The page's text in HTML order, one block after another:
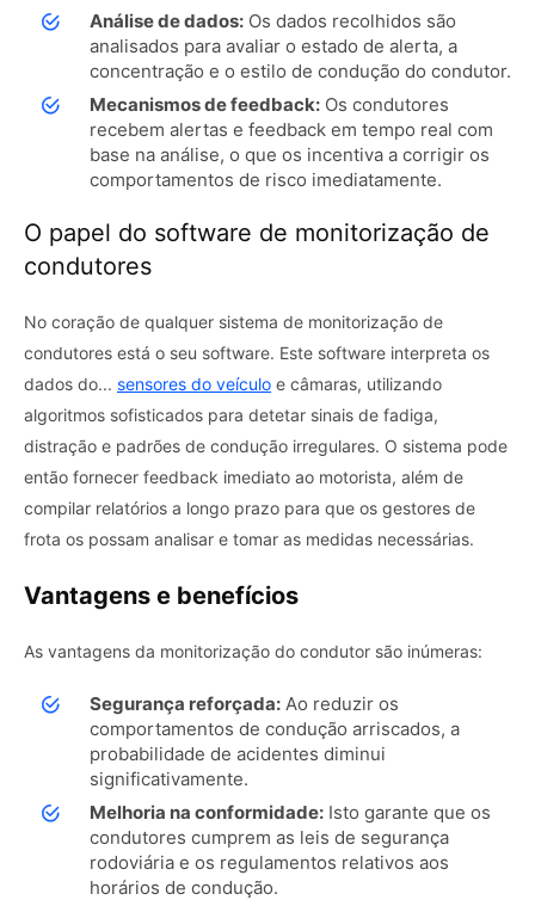
Análise de dados: Os dados recolhidos são
analisados ​​para avaliar o estado de alerta, a
concentração e o estilo de condução do condutor.
Mecanismos de feedback: Os condutores
recebem alertas e feedback em tempo real com
base na análise, o que os incentiva a corrigir os
comportamentos de risco imediatamente.
O papel do software de monitorização de
condutores
No coração de qualquer sistema de monitorização de
condutores está o seu software. Este software interpreta os
dados do... sensores do veículo e câmaras, utilizando
algoritmos sofisticados para detetar sinais de fadiga,
distração e padrões de condução irregulares. O sistema pode
então fornecer feedback imediato ao motorista, além de
compilar relatórios a longo prazo para que os gestores de
frota os possam analisar e tomar as medidas necessárias.
Vantagens e benefícios
As vantagens da monitorização do condutor são inúmeras:
Segurança reforçada: Ao reduzir os
comportamentos de condução arriscados, a
probabilidade de acidentes diminui
significativamente.
Melhoria na conformidade: Isto garante que os
condutores cumprem as leis de segurança
rodoviária e os regulamentos relativos aos
horários de condução.